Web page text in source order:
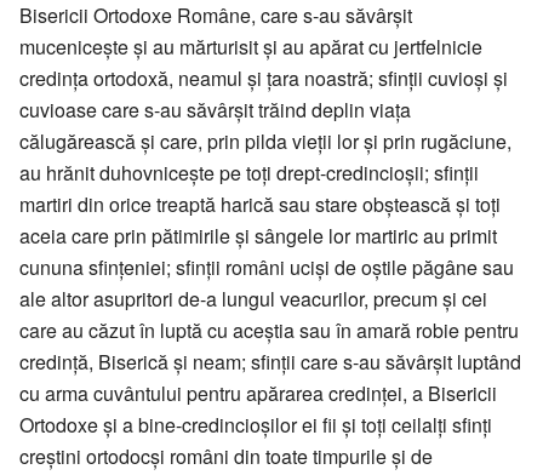
Bisericii Ortodoxe Române, care s-au săvârșit
mucenicește și au mărturisit și au apărat cu jertfelnicie
credința ortodoxă, neamul și țara noastră; sfinții cuvioși și
cuvioase care s-au săvârșit trăind deplin viața
călugărească și care, prin pilda vieții lor și prin rugăciune,
au hrănit duhovnicește pe toți drept-credincioșii; sfinții
martiri din orice treaptă harică sau stare obștească și toți
aceia care prin pătimirile și sângele lor martiric au primit
cununa sfințeniei; sfinții români uciși de oștile păgâne sau
ale altor asupritori de-a lungul veacurilor, precum și cei
care au căzut în luptă cu aceștia sau în amară robie pentru
credință, Biserică și neam; sfinții care s-au săvârșit luptând
cu arma cuvântului pentru apărarea credinței, a Bisericii
Ortodoxe și a bine-credincioșilor ei fii și toți ceilalți sfinți
creștini ortodocși români din toate timpurile și de